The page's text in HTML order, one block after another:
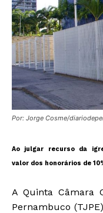
Por: Jorge Cosme/
Ao julgar recurso da
valor dos honorários de
A Quinta Câmara
Pernambuco